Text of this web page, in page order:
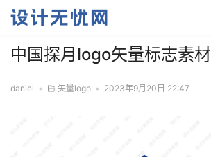
中国探月logo矢量标志素材
daniel • 矢量logo • 2023年9月20日 22:47